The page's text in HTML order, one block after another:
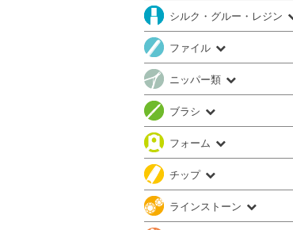
シルク・グルー・レジン
ファイル
ニッパー類
ブラシ
フォーム
チップ
ラインストーン